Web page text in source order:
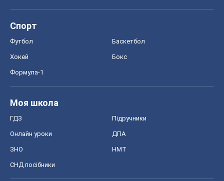
Спорт
Футбол Баскетбол
Хокей Бокс
Формула-1
Моя школа
ГДЗ Підручники
Онлайн уроки ДПА
ЗНО НМТ
СНД посібники